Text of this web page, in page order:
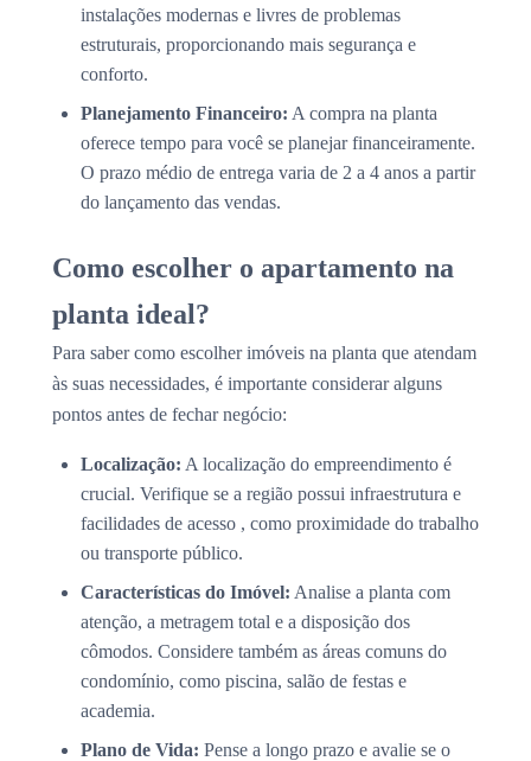
instalações modernas e livres de problemas
estruturais, proporcionando mais segurança e
conforto.
Planejamento Financeiro: A compra na planta
oferece tempo para você se planejar financeiramente.
O prazo médio de entrega varia de 2 a 4 anos a partir
do lançamento das vendas.
Como escolher o apartamento na
planta ideal?
Para saber como escolher imóveis na planta que atendam
às suas necessidades, é importante considerar alguns
pontos antes de fechar negócio:
Localização: A localização do empreendimento é
crucial. Verifique se a região possui infraestrutura e
facilidades de acesso , como proximidade do trabalho
ou transporte público.
Características do Imóvel: Analise a planta com
atenção, a metragem total e a disposição dos
cômodos. Considere também as áreas comuns do
condomínio, como piscina, salão de festas e
academia.
Plano de Vida: Pense a longo prazo e avalie se o